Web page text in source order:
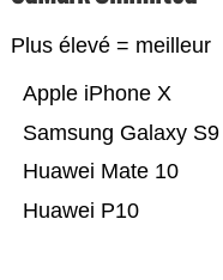
Plus élevé = meilleur
Huawei P10
Huawei Mate 10
Samsung Galaxy S9
Apple iPhone X